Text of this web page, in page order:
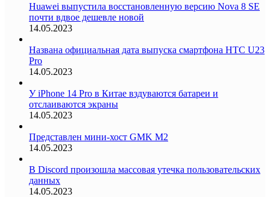
Huawei выпустила восстановленную версию Nova 8 SE
почти вдвое дешевле новой
14.05.2023
Названа официальная дата выпуска смартфона HTC U23
Pro
14.05.2023
У iPhone 14 Pro в Китае вздуваются батареи и
отслаиваются экраны
14.05.2023
Представлен мини-хост GMK M2
14.05.2023
В Discord произошла массовая утечка пользовательских
данных
14.05.2023